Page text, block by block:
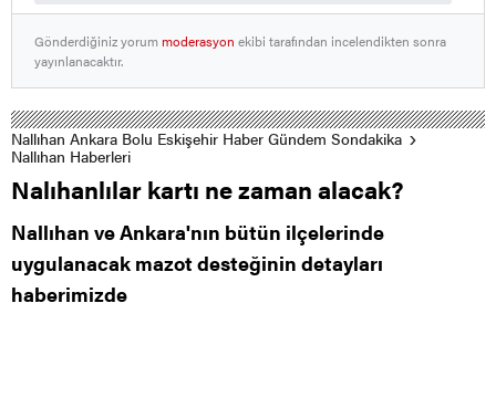
Gönderdiğiniz yorummoderasyon ekibi tarafından incelendikten sonra
yayınlanacaktır.
Nallıhan Ankara Bolu Eskişehir Haber Gündem Sondakika
Nallıhan Haberleri
Nalıhanlılar kartı ne zaman alacak?
Nallıhan ve Ankara'nın bütün ilçelerinde
uygulanacak mazot desteğinin detayları
haberimizde